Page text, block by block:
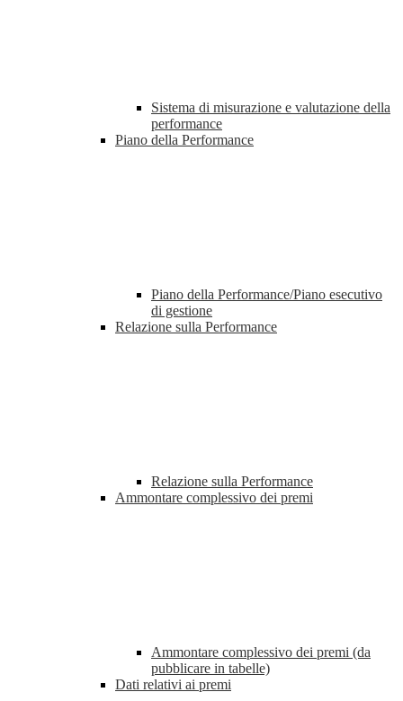
Sistema di misurazione e valutazione della
performance
Piano della Performance
Piano della Performance/Piano esecutivo
di gestione
Relazione sulla Performance
Relazione sulla Performance
Ammontare complessivo dei premi
Ammontare complessivo dei premi (da
pubblicare in tabelle)
Dati relativi ai premi